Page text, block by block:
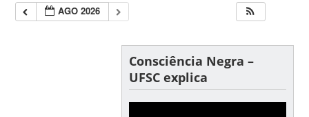
AGO 2026
Consciência Negra –
UFSC explica